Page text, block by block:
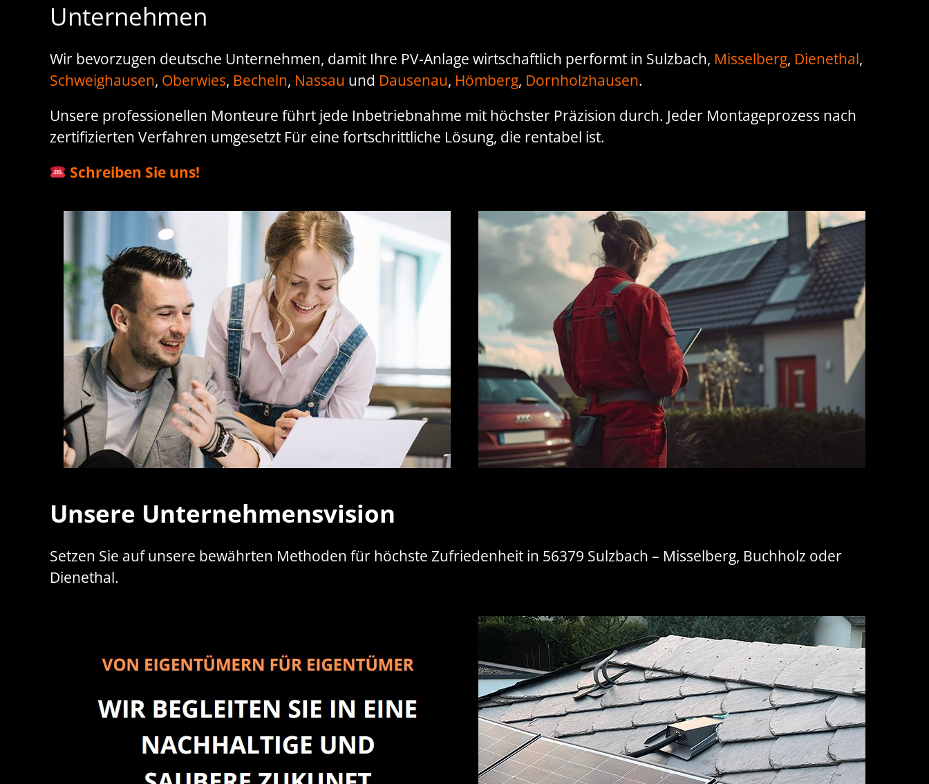
Unternehmen
Wir bevorzugen deutsche Unternehmen, damit Ihre PV-Anlage wirtschaftlich performt in Sulzbach, Misselberg, Dienethal,
Schweighausen, Oberwies, Becheln, Nassau und Dausenau, Hömberg, Dornholzhausen.
Unsere professionellen Monteure führt jede Inbetriebnahme mit höchster Präzision durch. Jeder Montageprozess nach
zertifizierten Verfahren umgesetzt Für eine fortschrittliche Lösung, die rentabel ist.
Schreiben Sie uns!
Unsere Unternehmensvision
Setzen Sie auf unsere bewährten Methoden für höchste Zufriedenheit in 56379 Sulzbach – Misselberg, Buchholz oder
Dienethal.